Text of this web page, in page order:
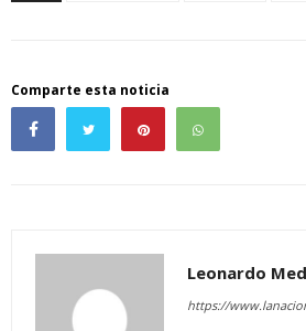
Comparte esta noticia
Leonardo
https://